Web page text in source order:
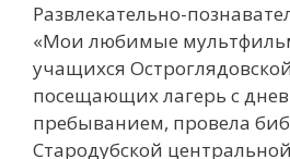
Развлекательно-
«Мои любимые
учащихся
посещающих лагерь с
пребыванием, провела
Стародубской